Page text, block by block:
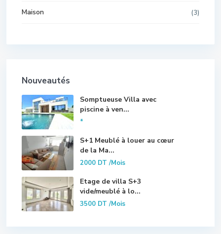
Maison (3)
Nouveautés
Somptueuse Villa avec
piscine à ven...
*
S+1 Meublé à louer au cœur
de la Ma...
2000 DT/Mois
Etage de villa S+3
vide/meublé à lo...
3500 DT/Mois